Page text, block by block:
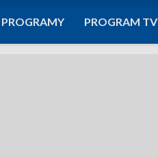
PROGRAMY PROGRAM TV